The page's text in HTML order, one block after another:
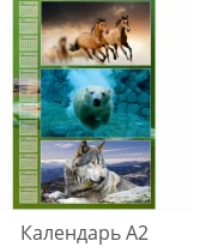
Календарь A2